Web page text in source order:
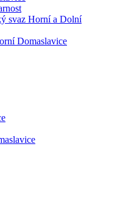
svaz Horní a Dolní
Domaslavice